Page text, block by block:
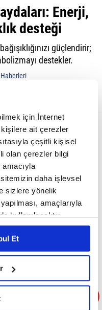
için İnternet
ait çerezler
çeşitli kişisel
olan çerezler bilgi
daha işlevsel
sizlere yönelik
amaçlarıyla
kullanılacaktır.
paneli vasıtasıyla
detaylı bilgi için
Bilgilendirme
Metnimizi
Et
Enerji,
desteği
güçlendirir;
destekler.
Haberleri
de zindelik için tercih
İçeriğindeki kateşinler
karşı koruyarak
tüketildiğinde
destek olabilir. Aynı